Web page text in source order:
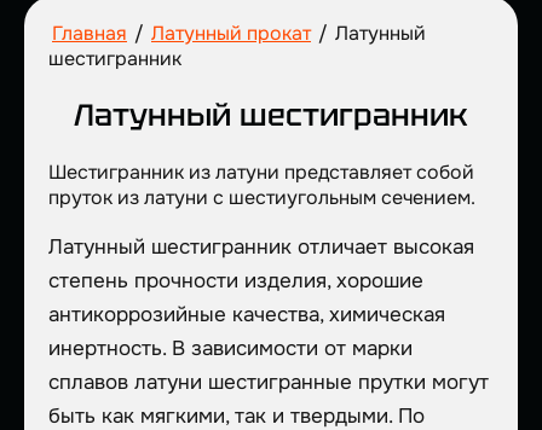
Главная / Латунный прокат / Латунный
шестигранник
Латунный шестигранник
Шестигранник из латуни представляет собой
пруток из латуни с шестиугольным сечением.
Латунный шестигранник отличает высокая
степень прочности изделия, хорошие
антикоррозийные качества, химическая
инертность. В зависимости от марки
сплавов латуни шестигранные прутки могут
быть как мягкими, так и твердыми. По